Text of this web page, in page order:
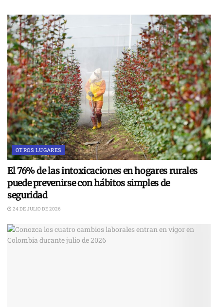
OTROS LUGARES
El 76% de las intoxicaciones en hogares rurales
puede prevenirse con hábitos simples de
seguridad
24 DE JULIO DE 2026